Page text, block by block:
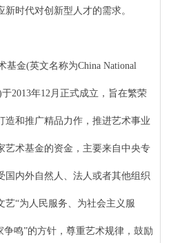
时代对创新型人才的需求。
基金(英文名称为China National
2013年12月正式成立，旨在繁荣
造和推广精品力作，推进艺术事业
艺术基金的资金，主要来自中央专
国内外自然人、法人或者其他组织
艺“为人民服务、为社会主义服
争鸣”的方针，尊重艺术规律，鼓励